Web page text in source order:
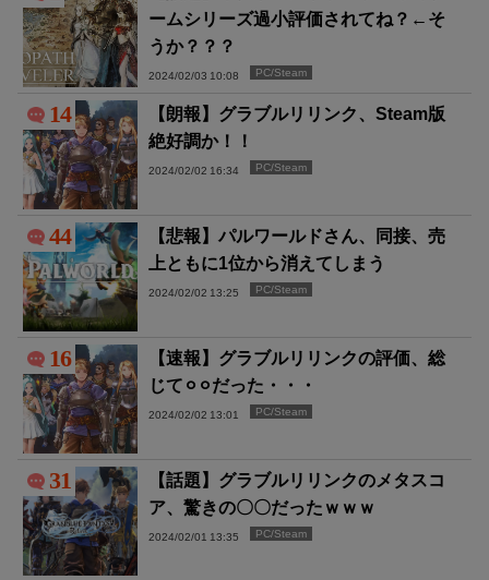
ームシリーズ過小評価されてね？←そ
うか？？？
2024/02/03 10:08 PC/Steam
14
【朗報】グラブルリリンク、Steam版
絶好調か！！
2024/02/02 16:34 PC/Steam
44
【悲報】パルワールドさん、同接、売
上ともに1位から消えてしまう
2024/02/02 13:25 PC/Steam
16
【速報】グラブルリリンクの評価、総
じて⚪︎⚪︎だった・・・
2024/02/02 13:01 PC/Steam
31
【話題】グラブルリリンクのメタスコ
ア、驚きの〇〇だったｗｗｗ
2024/02/01 13:35 PC/Steam